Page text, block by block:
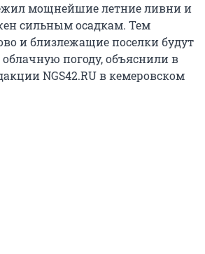
мощнейшие летние ливни и
сильным осадкам. Тем
и близлежащие поселки будут
погоду, объяснили в
NGS42.RU в кемеровском